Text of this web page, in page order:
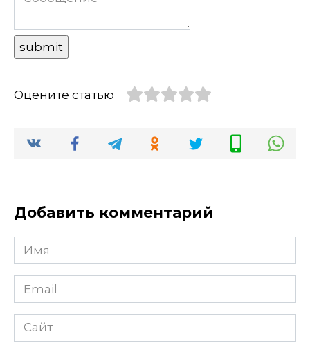
Оцените статью
Добавить комментарий
Имя
Email
Сайт